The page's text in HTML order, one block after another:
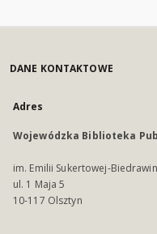
DANE KONTAKTOWE
Adres
Wojewódzka Biblioteka
im. Emilii Sukertowej-
ul. 1 Maja 5
10-117 Olsztyn